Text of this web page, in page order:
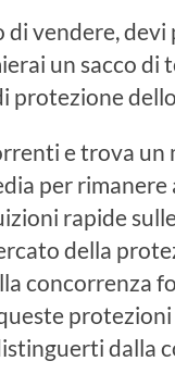
di vendere,
un sacco di
protezione
e trova un
per
rapide
della
concorrenza
dalla